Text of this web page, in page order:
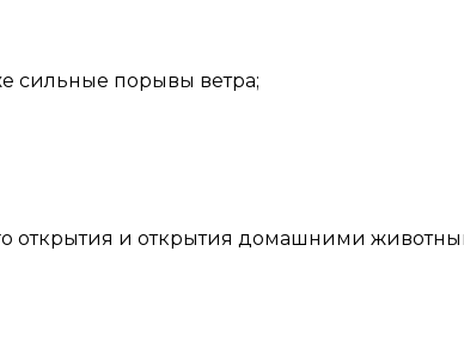
сильные порывы ветра;
открытия и открытия домашними